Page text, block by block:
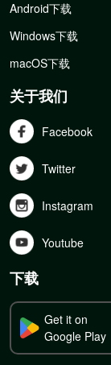
Android下载
Windows下载
macOS下载
关于我们
Facebook
Twitter
Instagram
Youtube
下载
Get it on
Google Play